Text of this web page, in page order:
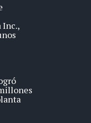
Inc.,